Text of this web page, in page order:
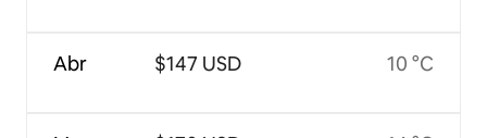
Abr $147 USD 10 °C